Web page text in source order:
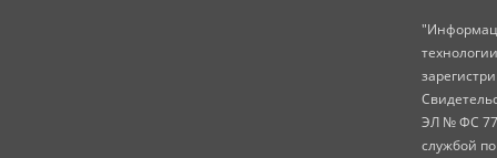
ЭЛ № ФС 77
службой